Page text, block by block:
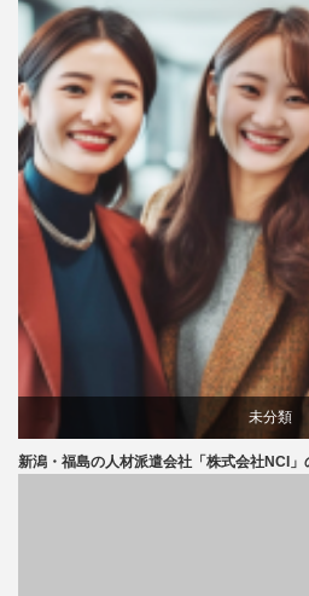
未分類
新潟・福島の人材派遣会社「株式会社NCI」